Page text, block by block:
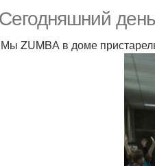
Сегодняшний
Мы ZUMBА в доме